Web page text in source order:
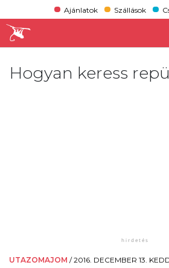
Ajánlatok Szállások
Hogyan keress
UTAZOMAJOM /2016. DECEMBER 13.